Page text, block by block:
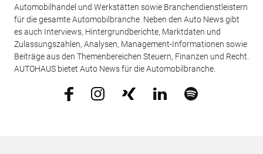
Automobilhandel und Werkstätten sowie Branchendienstleistern
für die gesamte Automobilbranche. Neben den Auto News gibt
es auch Interviews, Hintergrundberichte, Marktdaten und
Zulassungszahlen, Analysen, Management-Informationen sowie
Beiträge aus den Themenbereichen Steuern, Finanzen und Recht.
AUTOHAUS bietet Auto News für die Automobilbranche.